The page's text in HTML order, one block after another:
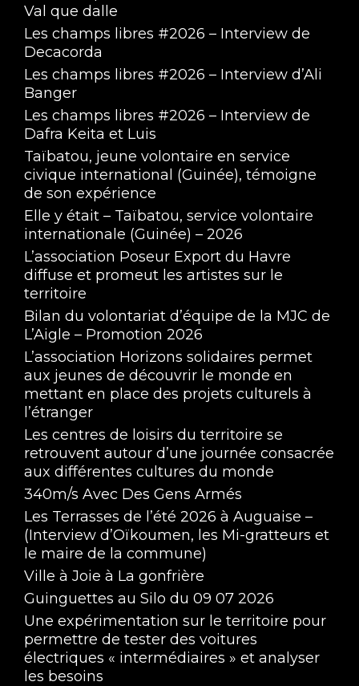
Val que dalle
Les champs libres #2026 – Interview de
Decacorda
Les champs libres #2026 – Interview d’Ali
Banger
Les champs libres #2026 – Interview de
Dafra Keita et Luis
Taïbatou, jeune volontaire en service
civique international (Guinée), témoigne
de son expérience
Elle y était – Taïbatou, service volontaire
internationale (Guinée) – 2026
L’association Poseur Export du Havre
diffuse et promeut les artistes sur le
territoire
Bilan du volontariat d’équipe de la MJC de
L’Aigle – Promotion 2026
L’association Horizons solidaires permet
aux jeunes de découvrir le monde en
mettant en place des projets culturels à
l’étranger
Les centres de loisirs du territoire se
retrouvent autour d’une journée consacrée
aux différentes cultures du monde
340m/s Avec Des Gens Armés
Les Terrasses de l’été 2026 à Auguaise –
(Interview d’Oïkoumen, les Mi-gratteurs et
le maire de la commune)
Ville à Joie à La gonfrière
Guinguettes au Silo du 09 07 2026
Une expérimentation sur le territoire pour
permettre de tester des voitures
électriques « intermédiaires » et analyser
les besoins